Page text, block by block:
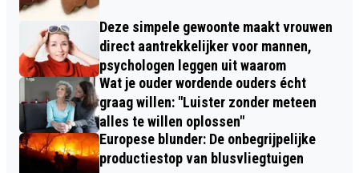
Deze simpele gewoonte maakt vrouwen
direct aantrekkelijker voor mannen,
psychologen leggen uit waarom
Wat je ouder wordende ouders écht
graag willen: "Luister zonder meteen
alles te willen oplossen"
Europese blunder: De onbegrijpelijke
productiestop van blusvliegtuigen